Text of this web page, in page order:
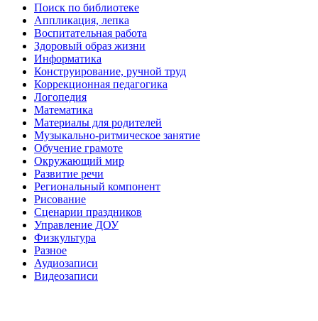
Поиск по библиотеке
Аппликация, лепка
Воспитательная работа
Здоровый образ жизни
Информатика
Конструирование, ручной труд
Коррекционная педагогика
Логопедия
Математика
Материалы для родителей
Музыкально-ритмическое занятие
Обучение грамоте
Окружающий мир
Развитие речи
Региональный компонент
Рисование
Сценарии праздников
Управление ДОУ
Физкультура
Разное
Аудиозаписи
Видеозаписи